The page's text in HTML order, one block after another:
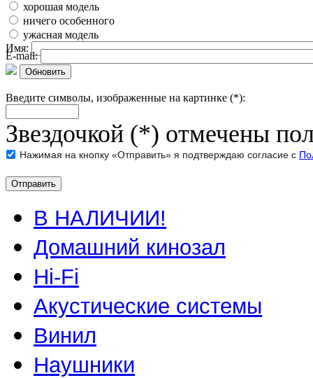
хорошая модель
ничего особенного
ужасная модель
Имя:
E-mail:
Обновить
Введите символы, изображенные на картинке (*):
Звездочкой (*) отмечены
Нажимая на кнопку «Отправить» я подтверждаю согласие с
В НАЛИЧИИ!
Домашний кинозал
Hi-Fi
Акустические системы
Винил
Наушники